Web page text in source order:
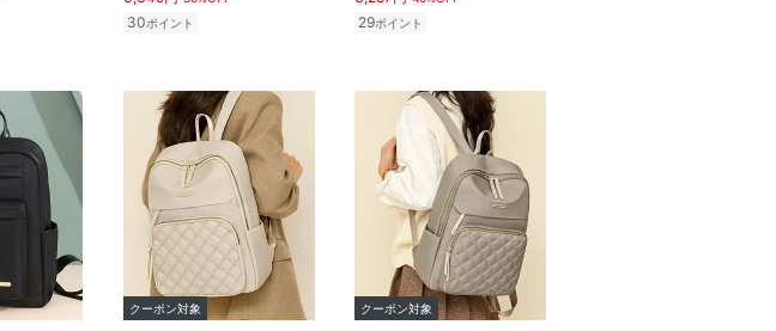
30ポイント 29ポイント
クーポン対象 クーポン対象